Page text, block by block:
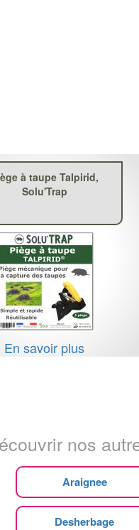
à taupe Talpirid,
Solu'Trap
En savoir plus
nos
Araignee
Desherbage